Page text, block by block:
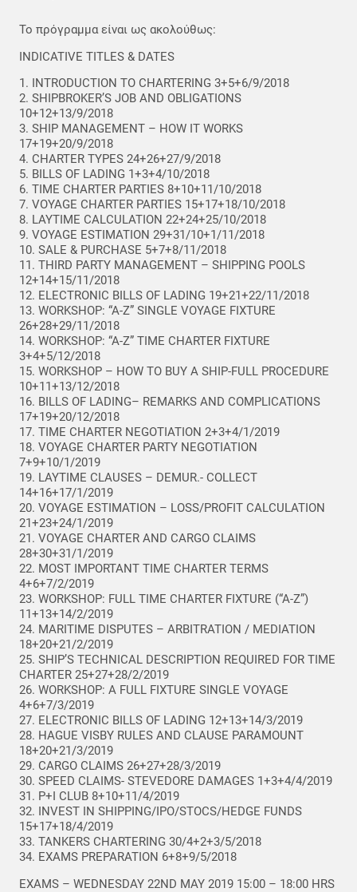
Το πρόγραμμα είναι ως ακολούθως:
INDICATIVE TITLES & DATES
1. INTRODUCTION TO CHARTERING 3+5+6/9/2018
2. SHIPBROKER’S JOB AND OBLIGATΙONS
10+12+13/9/2018
3. SHIP MANAGEMENT – HOW IT WORKS
17+19+20/9/2018
4. CHARTER TYPES 24+26+27/9/2018
5. BILLS OF LADING 1+3+4/10/2018
6. TIME CHARTER PARTIES 8+10+11/10/2018
7. VOYAGE CHARTER PARTIES 15+17+18/10/2018
8. LAYTIME CALCULATION 22+24+25/10/2018
9. VOYAGE ESTIMATION 29+31/10+1/11/2018
10. SALE & PURCHASE 5+7+8/11/2018
11. THIRD PARTY MANAGEMENT – SHIPPING POOLS
12+14+15/11/2018
12. ELECTRONIC BILLS OF LADING 19+21+22/11/2018
13. WORKSHOP: “A-Z” SINGLE VOYAGE FIXTURE
26+28+29/11/2018
14. WORKSHOP: “A-Z” TIME CHARTER FIXTURE
3+4+5/12/2018
15. WORKSHOP – HOW TO BUY A SHIP-FULL PROCEDURE
10+11+13/12/2018
16. BILLS OF LADING– REMARKS AND COMPLICATIONS
17+19+20/12/2018
17. TIME CHARTER NEGOTIATION 2+3+4/1/2019
18. VOYAGE CHARTER PARTY NEGOTIATION
7+9+10/1/2019
19. LAYTIME CLAUSES – DEMUR.- COLLECT
14+16+17/1/2019
20. VOYAGE ESTIMATION – LOSS/PROFIT CALCULATION
21+23+24/1/2019
21. VOYAGE CHARTER AND CARGO CLAIMS
28+30+31/1/2019
22. MOST IMPORTANT TIME CHARTER TERMS
4+6+7/2/2019
23. WORKSHOP: FULL TIME CHARTER FIXTURE (“A-Z”)
11+13+14/2/2019
24. MARITIME DISPUTES – ARBITRATION / MEDIATION
18+20+21/2/2019
25. SHIP’S TECHNICAL DESCRIPTION REQUIRED FOR TIME
CHARTER 25+27+28/2/2019
26. WORKSHOP: A FULL FIXTURE SINGLE VOYAGE
4+6+7/3/2019
27. ELECTRONIC BILLS OF LADING 12+13+14/3/2019
28. HAGUE VISBY RULES AND CLAUSE PARAMOUNT
18+20+21/3/2019
29. CARGO CLAIMS 26+27+28/3/2019
30. SPEED CLAIMS- STEVEDORE DAMAGES 1+3+4/4/2019
31. P+I CLUB 8+10+11/4/2019
32. INVEST IN SHIPPING/IPO/STOCS/HEDGE FUNDS
15+17+18/4/2019
33. TANKERS CHARTERING 30/4+2+3/5/2018
34. EXAMS PREPARATION 6+8+9/5/2018
EXAMS – WEDNESDAY 22ND MAY 2019 15:00 – 18:00 HRS